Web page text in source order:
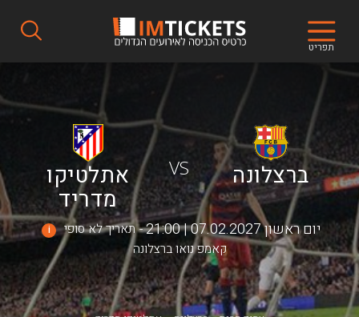
תפריט
ברצלונה VS אתלטיקו
מדריד
יום ראשון 07.02.2027 | 21:00 תאריך לא סופי i
קאמפ נואו ברצלונה